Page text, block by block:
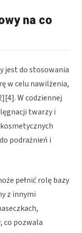
na co
jest do stosowania
w celu nawilżenia,
W codziennej
twarzy i
podrażnień i
pełnić rolę bazy
z innymi
co pozwala